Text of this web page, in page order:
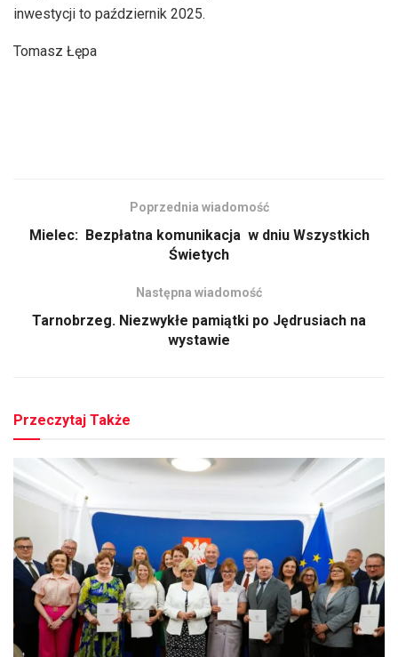
inwestycji to październik 2025.
Tomasz Łępa
Poprzednia wiadomość
Mielec: Bezpłatna komunikacja w dniu Wszystkich
Świetych
Następna wiadomość
Tarnobrzeg. Niezwykłe pamiątki po Jędrusiach na
wystawie
Przeczytaj Także